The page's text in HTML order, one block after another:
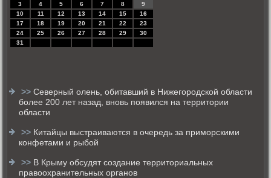
3
4 5 6 7 8
9
10
11 12 13 14 15
16
17
18 19 20 21 22
23
24
25 26 27 28 29
30
31
>>Северный олень, обитавший в Нижегородской области
более 200 лет назад, вновь появился на территории
области
>> Китайцы выстраиваются в очередь за приморскими
конфетами и рыбой
>> В Крыму обсудят создание территориальных
правоохранительных органов